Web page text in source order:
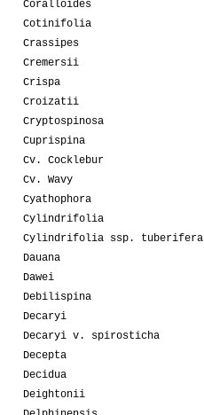
Coralloides
Cotinifolia
Crassipes
Cremersii
Crispa
Croizatii
Cryptospinosa
Cuprispina
Cv. Cocklebur
Cv. Wavy
Cyathophora
Cylindrifolia
Cylindrifolia ssp. tuberifera
Dauana
Dawei
Debilispina
Decaryi
Decaryi v. spirosticha
Decepta
Decidua
Deightonii